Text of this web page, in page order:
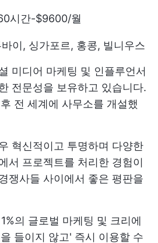
시간-$9600/월
이, 싱가포르, 홍콩, 빌니우스
미디어 마케팅 및 인플루언서
전문성을 보유하고 있습니다.
전 세계에 사무소를 개설했
혁신적이고 투명하며 다양한
서 프로젝트를 처리한 경험이
쟁사들 사이에서 좋은 평판을
의 글로벌 마케팅 및 크리에
들이지 않고' 즉시 이용할 수